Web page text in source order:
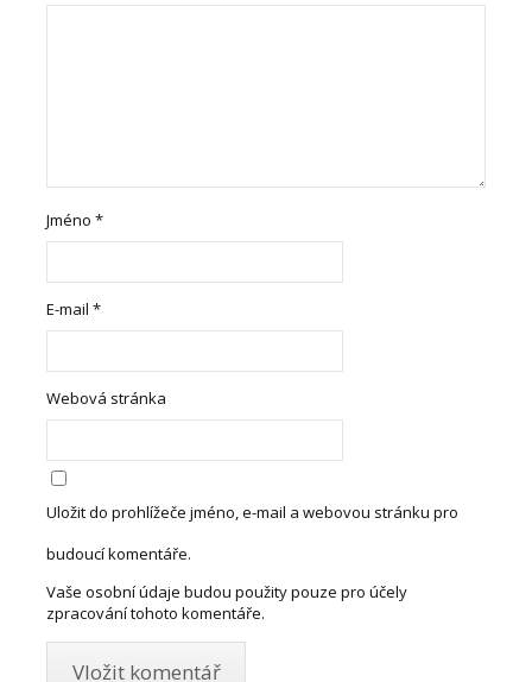
Jméno*
E-mail*
Webová stránka
Uložit do prohlížeče jméno, e-mail a webovou stránku pro
budoucí komentáře.
Vaše osobní údaje budou použity pouze pro účely
zpracování tohoto komentáře.